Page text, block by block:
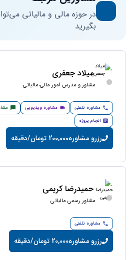
در حوزه مالی و مالیاتی
بگیرید
میلاد جعفری
مشاور و مدرس امور مالی،مالیاتی
مشاوره تلفنی مشاوره ویدیویی
انجام پروژه
رزرو مشاوره200,000 تومان/دقیقه
حمیدرضا کریمی
مشاور رسمی مالیاتی
مشاوره تلفنی
رزرو مشاوره20,000 تومان/دقیقه